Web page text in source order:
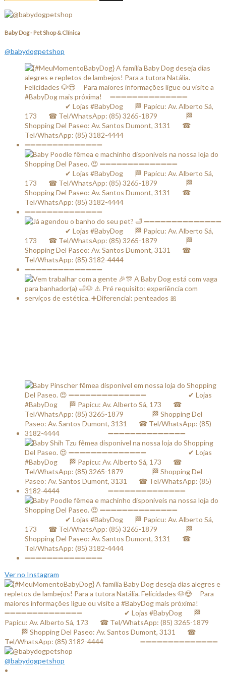
Baby Dog - Pet Shop & Clínica
@babydogpetshop
Ver no Instagram
@babydogpetshop
•